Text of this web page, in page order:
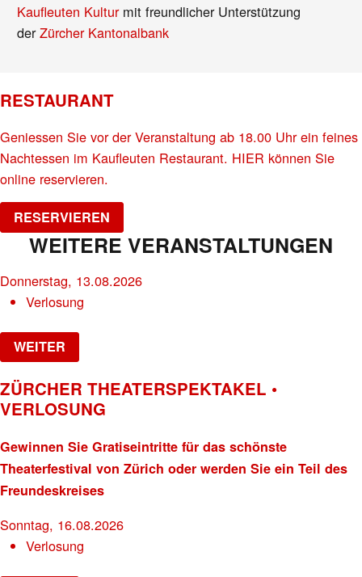
Kaufleuten Kulturmit freundlicher Unterstützung
derZürcher Kantonalbank
RESTAURANT
Geniessen Sie vor der Veranstaltung ab 18.00 Uhr ein feines
Nachtessen im Kaufleuten Restaurant. HIER können Sie
online reservieren.
RESERVIEREN
WEITERE VERANSTALTUNGEN
Donnerstag, 13.08.2026
Verlosung
WEITER
ZÜRCHER THEATERSPEKTAKEL •
VERLOSUNG
Gewinnen Sie Gratiseintritte für das schönste
Theaterfestival von Zürich oder werden Sie ein Teil des
Freundeskreises
Sonntag, 16.08.2026
Verlosung